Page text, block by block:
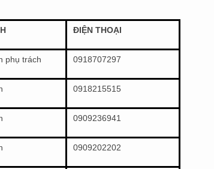
ĐIỆN THOẠI
phụ trách 0918707297
0918215515
0909236941
0909202202